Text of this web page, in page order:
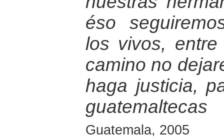
éso
los vivos,
camino no
haga justicia,
guatemaltecas
Guatemala, 2005